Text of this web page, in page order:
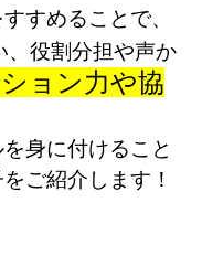
すめることで、
、役割分担や声か
ョン力や協
身に付けること
ご紹介します！